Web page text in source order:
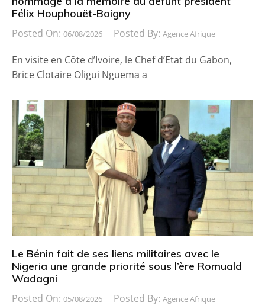
Félix Houphouët-Boigny
Posted On: 06/08/2026 Posted By: Agence Afrique
En visite en Côte d’Ivoire, le Chef d’Etat du Gabon,
Brice Clotaire Oligui Nguema a
Le Bénin fait de ses liens militaires avec le
Nigeria une grande priorité sous l’ère Romuald
Wadagni
Posted On: 05/08/2026 Posted By: Agence Afrique